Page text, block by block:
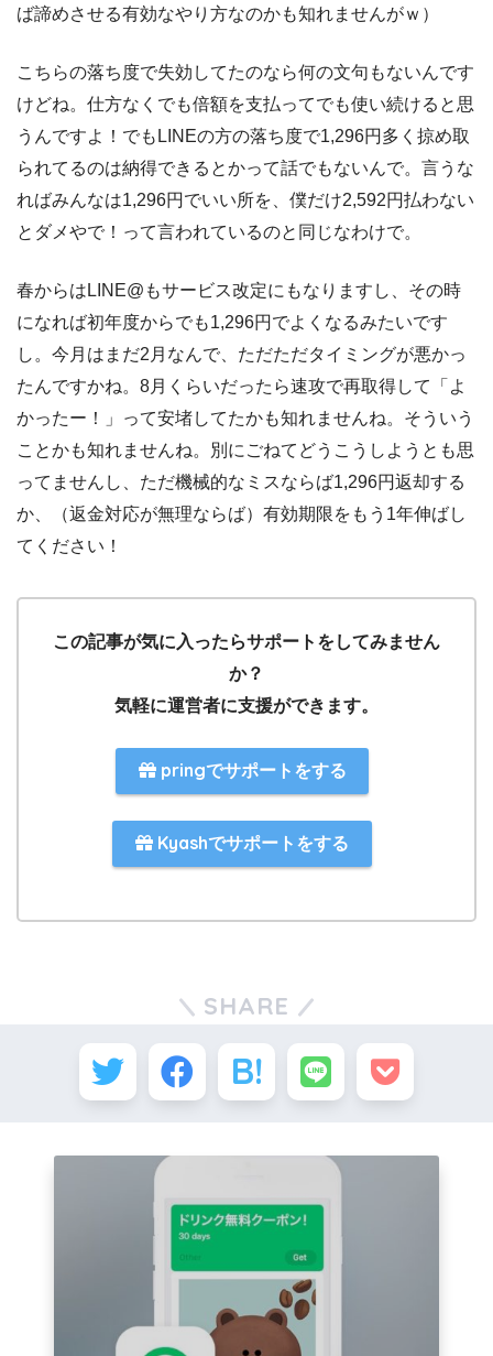
ば諦めさせる有効なやり方なのかも知れませんがｗ）
こちらの落ち度で失効してたのなら何の文句もないんです
けどね。仕方なくでも倍額を支払ってでも使い続けると思
うんですよ！でもLINEの方の落ち度で1,296円多く掠め取
られてるのは納得できるとかって話でもないんで。言うな
ればみんなは1,296円でいい所を、僕だけ2,592円払わない
とダメやで！って言われているのと同じなわけで。
春からはLINE@もサービス改定にもなりますし、その時
になれば初年度からでも1,296円でよくなるみたいです
し。今月はまだ2月なんで、ただただタイミングが悪かっ
たんですかね。8月くらいだったら速攻で再取得して「よ
かったー！」って安堵してたかも知れませんね。そういう
ことかも知れませんね。別にごねてどうこうしようとも思
ってませんし、ただ機械的なミスならば1,296円返却する
か、（返金対応が無理ならば）有効期限をもう1年伸ばし
てください！
この記事が気に入ったらサポートをしてみません
か？
気軽に運営者に支援ができます。
pringでサポートをする
Kyashでサポートをする
SHARE